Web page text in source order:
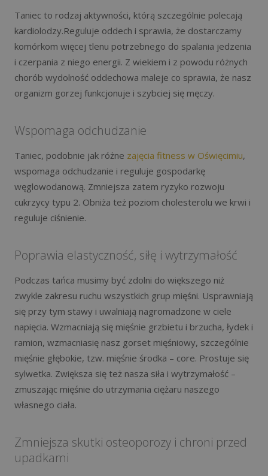
Taniec to rodzaj aktywności, którą szczególnie polecają
kardiolodzy.Reguluje oddech i sprawia, że dostarczamy
komórkom więcej tlenu potrzebnego do spalania jedzenia
i czerpania z niego energii. Z wiekiem i z powodu różnych
chorób wydolność oddechowa maleje co sprawia, że nasz
organizm gorzej funkcjonuje i szybciej się męczy.
Wspomaga odchudzanie
Taniec, podobnie jak różne zajęcia fitness w Oświęcimiu,
wspomaga odchudzanie i reguluje gospodarkę
węglowodanową. Zmniejsza zatem ryzyko rozwoju
cukrzycy typu 2. Obniża też poziom cholesterolu we krwi i
reguluje ciśnienie.
Poprawia elastyczność, siłę i wytrzymałość
Podczas tańca musimy być zdolni do większego niż
zwykle zakresu ruchu wszystkich grup mięśni. Usprawniają
się przy tym stawy i uwalniają nagromadzone w ciele
napięcia. Wzmacniają się mięśnie grzbietu i brzucha, łydek i
ramion, wzmacniasię nasz gorset mięśniowy, szczególnie
mięśnie głębokie, tzw. mięśnie środka – core. Prostuje się
sylwetka. Zwiększa się też nasza siła i wytrzymałość –
zmuszając mięśnie do utrzymania ciężaru naszego
własnego ciała.
Zmniejsza skutki osteoporozy i chroni przed
upadkami